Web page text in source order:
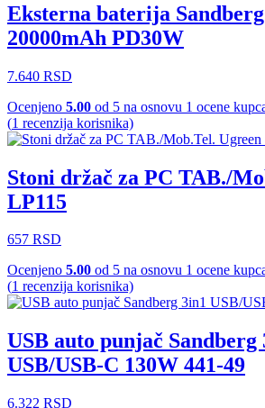
Eksterna baterija
20000mAh PD30W
7.640 RSD
Ocenjeno 5.00 od 5 na osnovu 1 ocene
(1 recenzija korisnika)
Stoni držač za PC TAB./
LP115
657 RSD
Ocenjeno 5.00 od 5 na osnovu 1 ocene
(1 recenzija korisnika)
USB auto punjač Sandberg
USB/USB-C 130W 441-49
6.322 RSD